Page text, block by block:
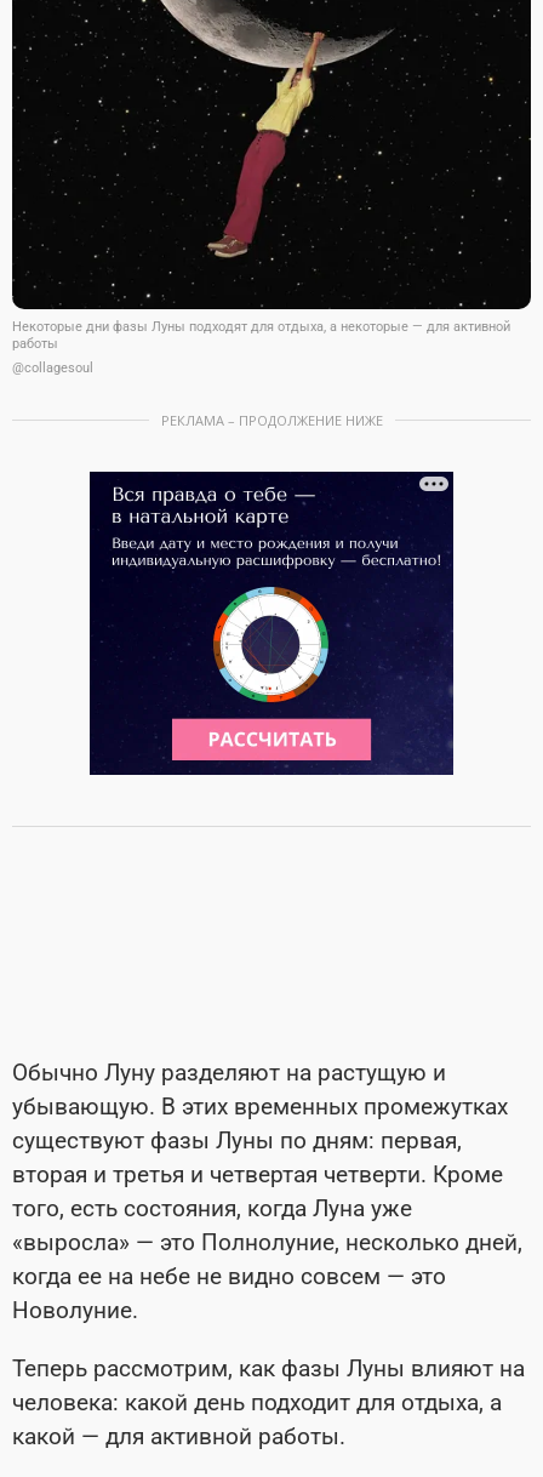
Некоторые дни фазы Луны подходят для отдыха, а некоторые — для активной
работы
@collagesoul
РЕКЛАМА – ПРОДОЛЖЕНИЕ НИЖЕ
Обычно Луну разделяют на растущую и
убывающую. В этих временных промежутках
существуют фазы Луны по дням: первая,
вторая и третья и четвертая четверти. Кроме
того, есть состояния, когда Луна уже
«выросла» — это Полнолуние, несколько дней,
когда ее на небе не видно совсем — это
Новолуние.
Теперь рассмотрим, как фазы Луны влияют на
человека: какой день подходит для отдыха, а
какой — для активной работы.